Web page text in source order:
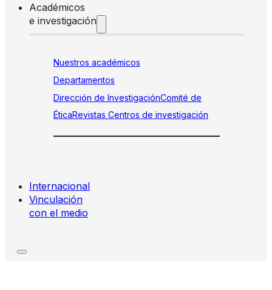
Académicos
e investigación
Nuestros académicos
Departamentos
Dirección de InvestigaciónComité de
ÉticaRevistas Centros de investigación
Internacional
Vinculación
con el medio